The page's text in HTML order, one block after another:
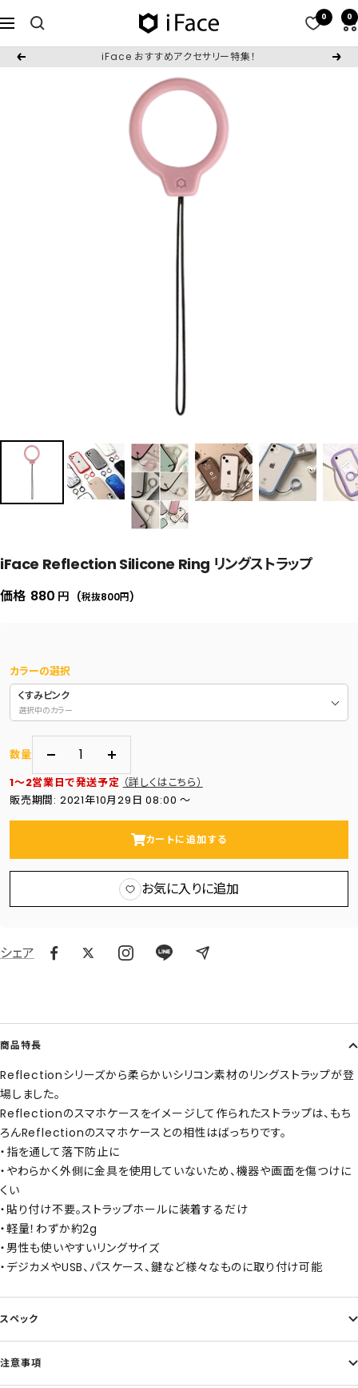
ン
ナ
ビ
ゲ
iFace
日
本
公
式
サ
イ
ト
0 0
戻
iFace おすすめアクセサリー特集！
次
iFace Reflection Silicone Ring リングストラップ
価格 セ
格
880 円 (税抜800円)
カラーの選択
くすみピンク
選択中のカラー
数量
量
を
す
数
量
を
す
1～2営業日で発送予定 （詳しくはこちら）
販売期間: 2021年10月29日 08:00 〜
カートに追加する
お気に入りに追加
シェア
商品特長
Reflectionシリーズから柔らかいシリコン素材のリングストラップが登
場しました。
Reflectionのスマホケースをイメージして作られたストラップは、もち
ろんReflectionのスマホケースとの相性はばっちりです。
・指を通して落下防止に
・やわらかく外側に金具を使用していないため、機器や画面を傷つけに
くい
・貼り付け不要。ストラップホールに装着するだけ
・軽量！わずか約2g
・男性も使いやすいリングサイズ
・デジカメやUSB、パスケース、鍵など様々なものに取り付け可能
スペック
注意事項